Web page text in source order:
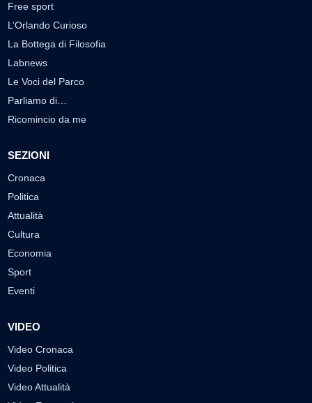
Free sport
L’Orlando Curioso
La Bottega di Filosofia
Labnews
Le Voci del Parco
Parliamo di…
Ricomincio da me
SEZIONI
Cronaca
Politica
Attualità
Cultura
Economia
Sport
Eventi
VIDEO
Video Cronaca
Video Politica
Video Attualità